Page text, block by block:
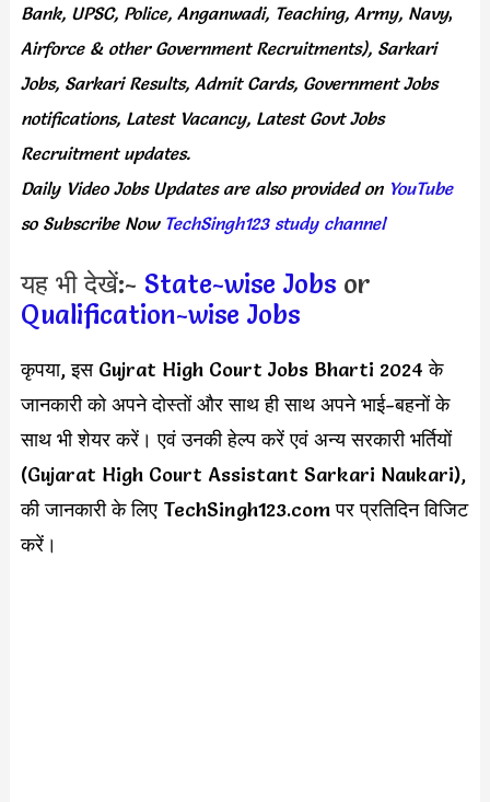
Bank, UPSC, Police, Anganwadi, Teaching, Army, Navy,
Airforce & other Government Recruitments), Sarkari
Jobs, Sarkari Results, Admit Cards, Government Jobs
notifications, Latest Vacancy, Latest Govt Jobs
Recruitment updates.
Daily Video Jobs Updates are also provided onYouTube
so Subscribe Now TechSingh123 study channel
यह भी देखें:- State-wise Jobs or
Qualification-wise Jobs
कृपया, इस Gujrat High Court Jobs Bharti 2024 के
जानकारी को अपने दोस्तों और साथ ही साथ अपने भाई-बहनों के
साथ भी शेयर करें। एवं उनकी हेल्प करें एवं अन्य सरकारी भर्तियों
(Gujarat High Court Assistant Sarkari Naukari),
की जानकारी के लिए TechSingh123.com पर प्रतिदिन विजिट
करें।